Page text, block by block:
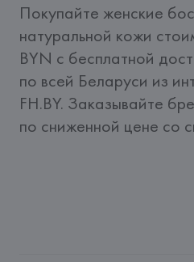
Покупайте женские
натуральной кожи
BYN c бесплатной
по всей Беларуси из
FH.BY. Заказывайте
по сниженной цене со